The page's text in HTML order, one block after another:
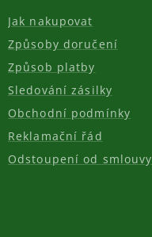
Jak nakupovat
Způsoby doručení
Způsob platby
Sledování zásilky
Obchodní podmínky
Reklamační řád
Odstoupení od smlouvy